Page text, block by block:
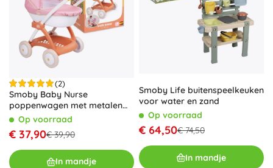
(2)
Smoby Baby Nurse
poppenwagen met metalen
frame
Op voorraad
€ 37,90€ 39,90
In mandje
Smoby Life buitenspeelkeuken
voor water en zand
Op voorraad
€ 64,50€ 74,50
In mandje